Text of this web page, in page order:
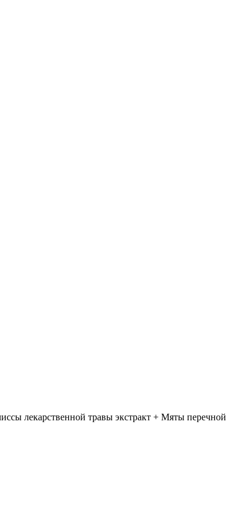
лекарственной травы экстракт + Мяты